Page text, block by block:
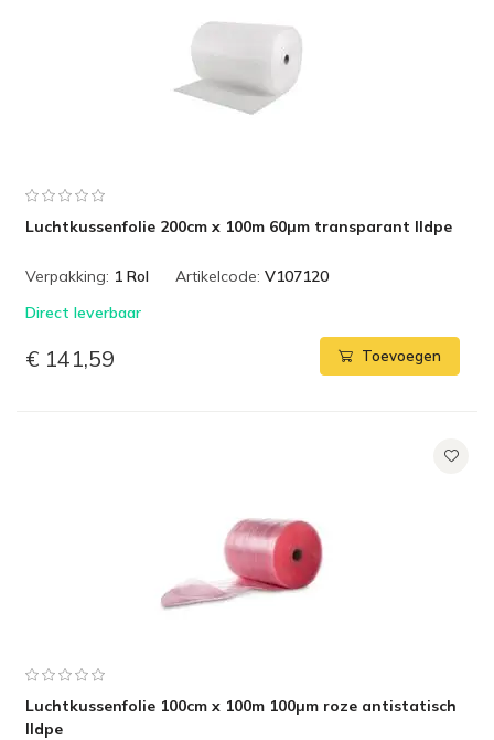
Luchtkussenfolie 200cm x 100m 60µm transparant lldpe
Verpakking: 1 Rol Artikelcode: V107120
Direct leverbaar
€ 141,59 Toevoegen
Luchtkussenfolie 100cm x 100m 100µm roze antistatisch
lldpe